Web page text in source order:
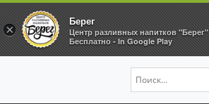
×
Берег
Центр разливных напитков "Берег"
Бесплатно - In Google Play